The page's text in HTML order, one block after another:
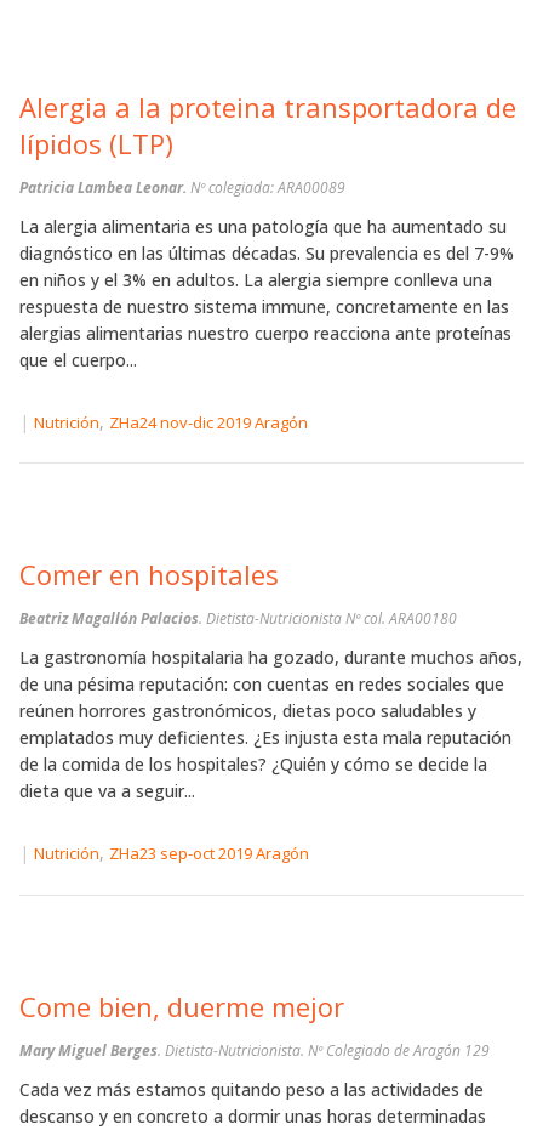
Alergia a la proteina transportadora de
lípidos (LTP)
Patricia Lambea Leonar. Nº colegiada: ARA00089
La alergia alimentaria es una patología que ha aumentado su
diagnóstico en las últimas décadas. Su prevalencia es del 7-9%
en niños y el 3% en adultos. La alergia siempre conlleva una
respuesta de nuestro sistema immune, concretamente en las
alergias alimentarias nuestro cuerpo reacciona ante proteínas
que el cuerpo...
| Nutrición, ZHa24 nov-dic 2019 Aragón
Comer en hospitales
Beatriz Magallón Palacios. Dietista-Nutricionista Nº col. ARA00180
La gastronomía hospitalaria ha gozado, durante muchos años,
de una pésima reputación: con cuentas en redes sociales que
reúnen horrores gastronómicos, dietas poco saludables y
emplatados muy deficientes. ¿Es injusta esta mala reputación
de la comida de los hospitales? ¿Quién y cómo se decide la
dieta que va a seguir...
| Nutrición, ZHa23 sep-oct 2019 Aragón
Come bien, duerme mejor
Mary Miguel Berges. Dietista-Nutricionista. Nº Colegiado de Aragón 129
Cada vez más estamos quitando peso a las actividades de
descanso y en concreto a dormir unas horas determinadas